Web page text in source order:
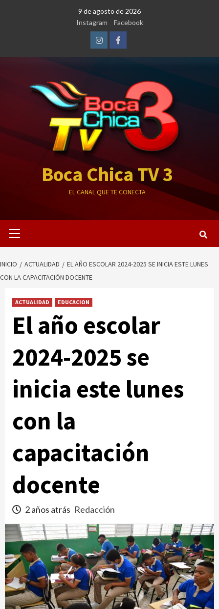
9 de agosto de 2026
Instagram
Facebook
InstagramFacebook
Boca Chica TV 3
EL CANAL QUE TE CONECTA
primario
INICIO ACTUALIDAD
EL AÑO ESCOLAR 2024-2025 SE INICIA ESTE LUNES
CON LA CAPACITACIÓN DOCENTE
ACTUALIDAD EDUCACION
El año escolar
2024-2025 se
inicia este lunes
con la
capacitación
docente
2 años atrás Redacción